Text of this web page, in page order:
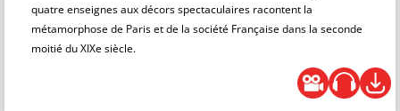
quatre enseignes aux décors spectaculaires racontent la
métamorphose de Paris et de la société Française dans la seconde
moitié du XIXe siècle.